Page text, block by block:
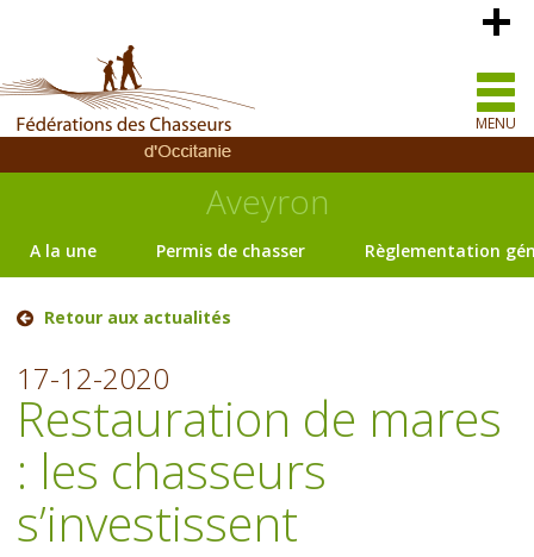
MENU
Aveyron
A la une Permis de chasser Règlementation
Retour aux actualités
17-12-2020
Restauration de mares
: les chasseurs
s’investissent